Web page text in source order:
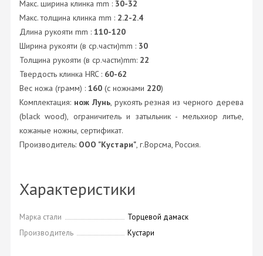
Макс. ширина клинка mm : 30-32
Макс. толщина клинка mm : 2.2-2.4
Длина рукояти mm : 110-120
Ширина рукояти (в ср.части)mm : 30
Толщина рукояти (в ср.части)mm: 22
Твердость клинка HRC : 60-62
Вес ножа (грамм) : 160 (с ножнами 220)
Комплектация: нож Лунь, рукоять резная из черного дерева
(black wood), ограничитель и затыльник - мельхиор литье,
кожаные ножны, сертификат.
Производитель: ООО "Кустари", г.Ворсма, Россия.
Характеристики
Марка стали
Торцевой дамаск
Производитель
Кустари